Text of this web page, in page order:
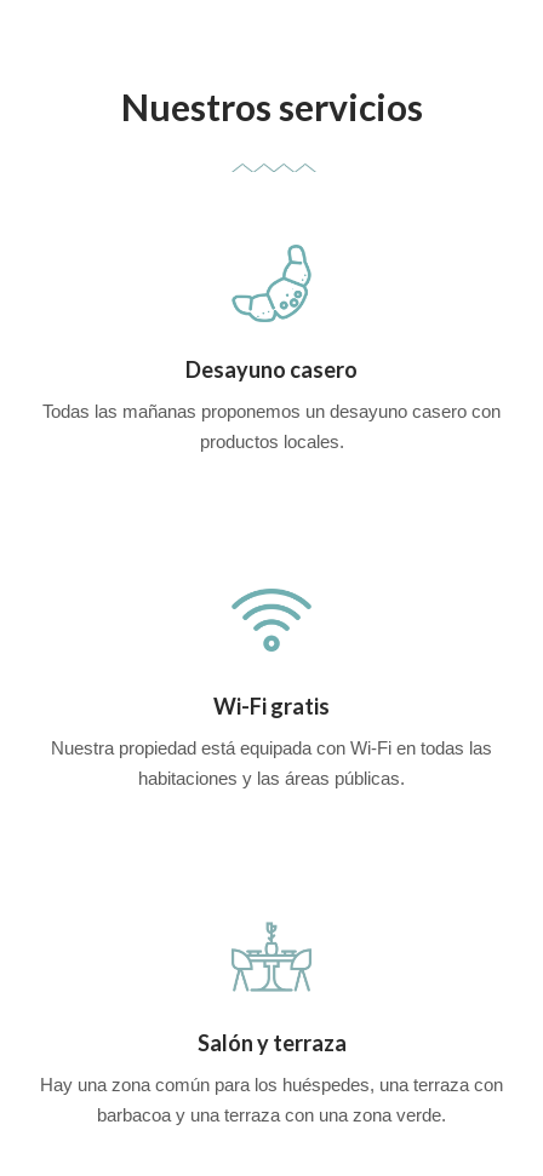
Nuestros servicios
Desayuno casero
Todas las mañanas proponemos un desayuno casero con
productos locales.
Wi-Fi gratis
Nuestra propiedad está equipada con Wi-Fi en todas las
habitaciones y las áreas públicas.
Salón y terraza
Hay una zona común para los huéspedes, una terraza con
barbacoa y una terraza con una zona verde.